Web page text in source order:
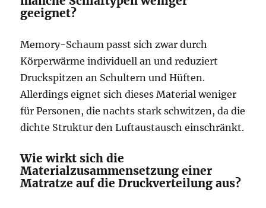
geeignet?
Memory-Schaum passt sich zwar durch
Körperwärme individuell an und reduziert
Druckspitzen an Schultern und Hüften.
Allerdings eignet sich dieses Material weniger
für Personen, die nachts stark schwitzen, da die
dichte Struktur den Luftaustausch einschränkt.
Wie wirkt sich die
Materialzusammensetzung einer
Matratze auf die Druckverteilung aus?